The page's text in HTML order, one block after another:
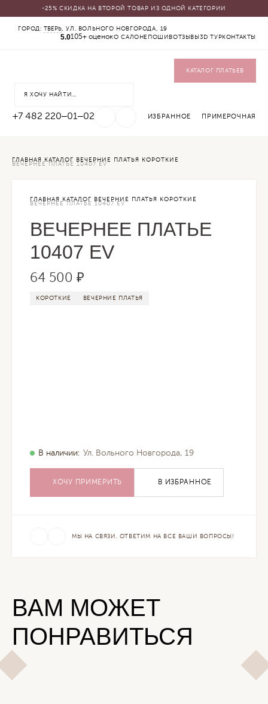
-25% СКИДКА НА ВТОРОЙ ТОВАР ИЗ ОДНОЙ КАТЕГОРИИ
ГОРОД: ТВЕРЬ , УЛ. ВОЛЬНОГО НОВГОРОДА, 19
5.0105+ оценокО САЛОНЕ ПОШИВОТЗЫВЫ 3D ТУРКОНТАКТЫ
КАТАЛОГ ПЛАТЬЕВ
+7 482 220‒01‒02 ИЗБРАННОЕ ПРИМЕРОЧНАЯ
ГЛАВНАЯ КАТАЛОГ ВЕЧЕРНИЕ ПЛАТЬЯ КОРОТКИЕ
ВЕЧЕРНЕЕ ПЛАТЬЕ 10407 EV
ГЛАВНАЯ КАТАЛОГ ВЕЧЕРНИЕ ПЛАТЬЯ КОРОТКИЕ
ВЕЧЕРНЕЕ ПЛАТЬЕ 10407 EV
ВЕЧЕРНЕЕ ПЛАТЬЕ
10407 EV
64 500 ₽
КОРОТКИЕ ВЕЧЕРНИЕ ПЛАТЬЯ
В наличии: Ул. Вольного Новгорода, 19
ХОЧУ ПРИМЕРИТЬ В ИЗБРАННОЕ
МЫ НА СВЯЗИ. ОТВЕТИМ НА ВСЕ ВАШИ ВОПРОСЫ!
ВАМ МОЖЕТ
ПОНРАВИТЬСЯ
КАТАЛОГ
СВАДЕБНЫЕ ПЛАТЬЯ
SALE